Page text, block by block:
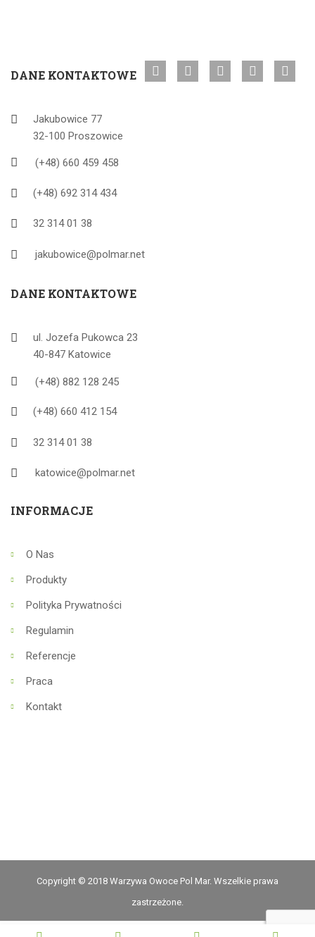
DANE KONTAKTOWE
Jakubowice 77
32-100 Proszowice
(+48) 660 459 458
(+48) 692 314 434
32 314 01 38
jakubowice@polmar.net
DANE KONTAKTOWE
ul. Jozefa Pukowca 23
40-847 Katowice
(+48) 882 128 245
(+48) 660 412 154
32 314 01 38
katowice@polmar.net
INFORMACJE
O Nas
Produkty
Polityka Prywatności
Regulamin
Referencje
Praca
Kontakt
Copyright © 2018 Warzywa Owoce Pol Mar. Wszelkie prawa
zastrzeżone.